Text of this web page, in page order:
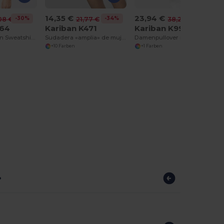
€ -30% 14,35 € 21,77 € -34%
Kariban K471
+10 Farben
23,94 € 38,23 €
Kariban K990
+1 Farben